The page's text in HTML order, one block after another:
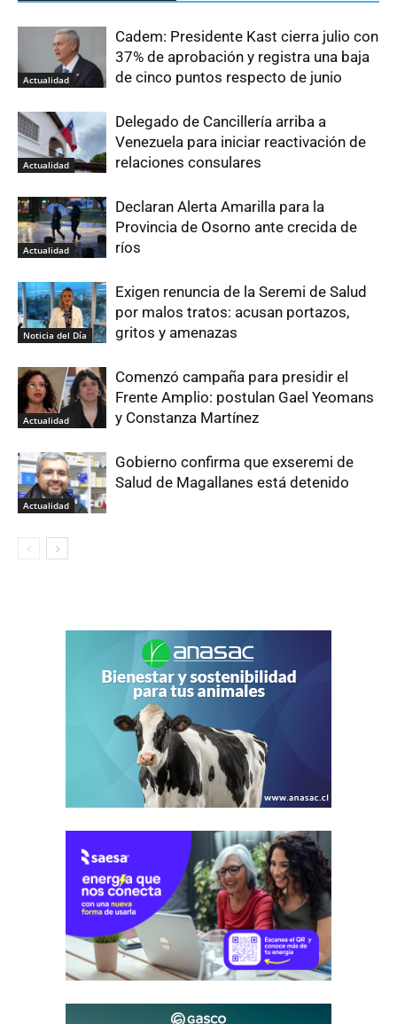
Actualidad
Cadem: Presidente Kast cierra julio con
37% de aprobación y registra una baja
de cinco puntos respecto de junio
Actualidad
Delegado de Cancillería arriba a
Venezuela para iniciar reactivación de
relaciones consulares
Actualidad
Declaran Alerta Amarilla para la
Provincia de Osorno ante crecida de
ríos
Noticia del Día
Exigen renuncia de la Seremi de Salud
por malos tratos: acusan portazos,
gritos y amenazas
Actualidad
Comenzó campaña para presidir el
Frente Amplio: postulan Gael Yeomans
y Constanza Martínez
Actualidad
Gobierno confirma que exseremi de
Salud de Magallanes está detenido